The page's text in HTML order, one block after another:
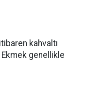
kahvaltı
genellikle